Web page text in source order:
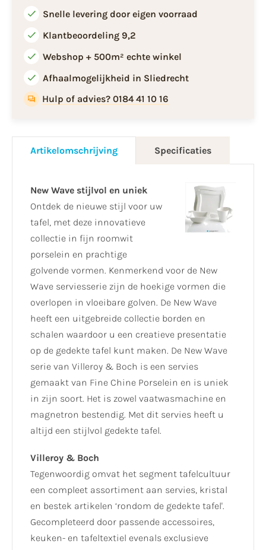
Snelle levering door eigen voorraad
Klantbeoordeling 9,2
Webshop + 500m² echte winkel
Afhaalmogelijkheid in Sliedrecht
Hulp of advies? 0184 41 10 16
Artikelomschrijving Specificaties
New Wave stijlvol en uniek
Ontdek de nieuwe stijl voor uw
tafel, met deze innovatieve
collectie in fijn roomwit
porselein en prachtige
golvende vormen. Kenmerkend voor de New
Wave serviesserie zijn de hoekige vormen die
overlopen in vloeibare golven. De New Wave
heeft een uitgebreide collectie borden en
schalen waardoor u een creatieve presentatie
op de gedekte tafel kunt maken. De New Wave
serie van Villeroy & Boch is een servies
gemaakt van Fine Chine Porselein en is uniek
in zijn soort. Het is zowel vaatwasmachine en
magnetron bestendig. Met dit servies heeft u
altijd een stijlvol gedekte tafel.
Villeroy & Boch
Tegenwoordig omvat het segment tafelcultuur
een compleet assortiment aan servies, kristal
en bestek artikelen ‘rondom de gedekte tafel'.
Gecompleteerd door passende accessoires,
keuken- en tafeltextiel evenals exclusieve